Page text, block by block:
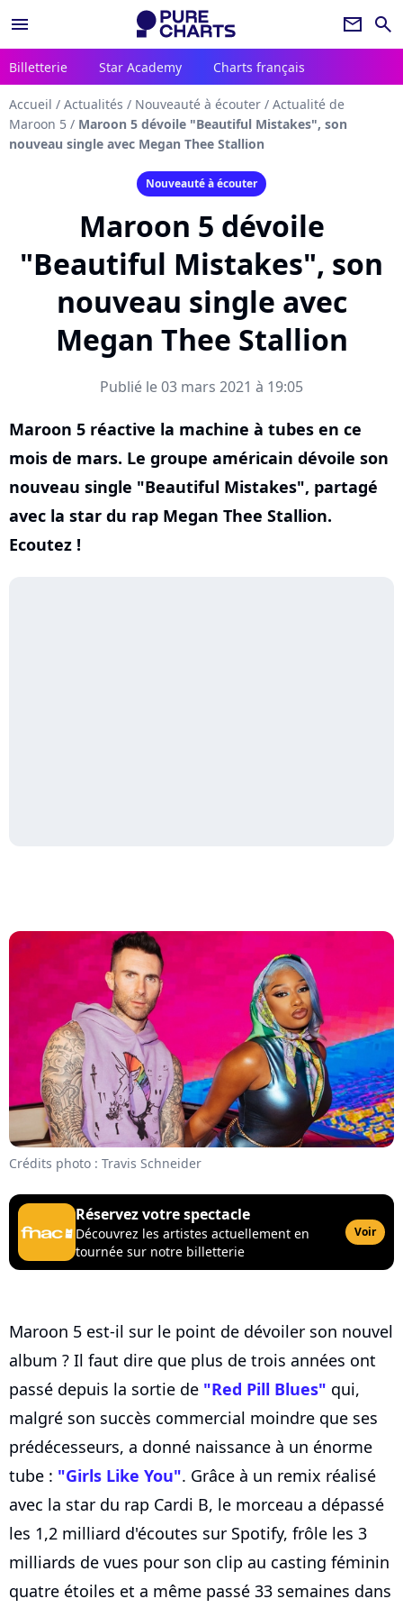
menu newsletter search
Billetterie Star Academy Charts français
Accueil / Actualités / Nouveauté à écouter / Actualité de
Maroon 5 / Maroon 5 dévoile "Beautiful Mistakes", son
nouveau single avec Megan Thee Stallion
Nouveauté à écouter
Maroon 5 dévoile
"Beautiful Mistakes", son
nouveau single avec
Megan Thee Stallion
Publié le 03 mars 2021 à 19:05
Maroon 5 réactive la machine à tubes en ce
mois de mars. Le groupe américain dévoile son
nouveau single "Beautiful Mistakes", partagé
avec la star du rap Megan Thee Stallion.
Ecoutez !
Crédits photo : Travis Schneider
Réservez votre spectacle
Découvrez les artistes actuellement en
tournée sur notre billetterie
Voir
Maroon 5 est-il sur le point de dévoiler son nouvel
album ? Il faut dire que plus de trois années ont
passé depuis la sortie de "Red Pill Blues" qui,
malgré son succès commercial moindre que ses
prédécesseurs, a donné naissance à un énorme
tube : "Girls Like You". Grâce à un remix réalisé
avec la star du rap Cardi B, le morceau a dépassé
les 1,2 milliard d'écoutes sur Spotify, frôle les 3
milliards de vues pour son clip au casting féminin
quatre étoiles et a même passé 33 semaines dans